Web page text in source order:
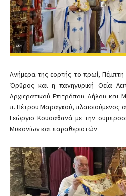
Ανήμερα της εορτής το πρωί, Πέμπτη
Όρθρος και η πανηγυρική Θεία
Αρχιερατικού Επιτρόπου Δήλου και
π. Πέτρου Μαραγκού, πλαισιούμενος
Γεώργιο Κουσαθανά με την
Μυκονίων και παραθεριστών